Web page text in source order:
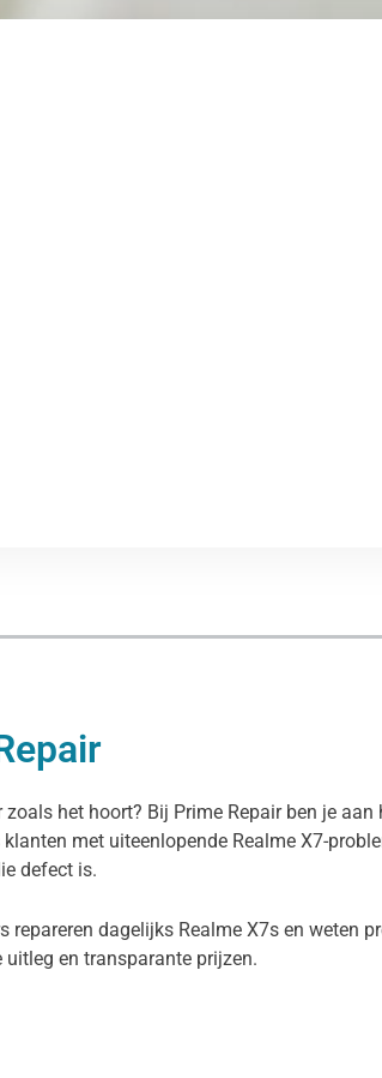
het hoort? Bij Prime Repair ben je
met uiteenlopende Realme X7-
defect is.
dagelijks Realme X7s en weten
en transparante prijzen.